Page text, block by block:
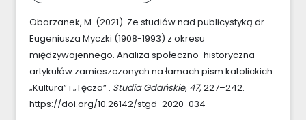
Obarzanek, M. (2021). Ze studiów nad publicystyką dr.
Eugeniusza Myczki (1908-1993) z okresu
międzywojennego. Analiza społeczno-historyczna
artykułów zamieszczonych na łamach pism katolickich
„Kultura” i „Tęcza” . Studia Gdańskie, 47, 227–242.
https://doi.org/10.26142/stgd-2020-034